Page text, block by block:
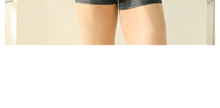
"Pembayaran Ansuran Gogo" akan menghantar SMS peringatan
pembayaran selepas tarikh penyelesaian bulanan.
2. Melalui pautan SMS untuk membuka bil, anda boleh memilih untuk
membayar melalui "Kod bar kedai serbaneka / Kedai rasmi Taiwan
Mobile / Pemindahan bank / Pembayaran J街口 / iPASS MONEY" dan